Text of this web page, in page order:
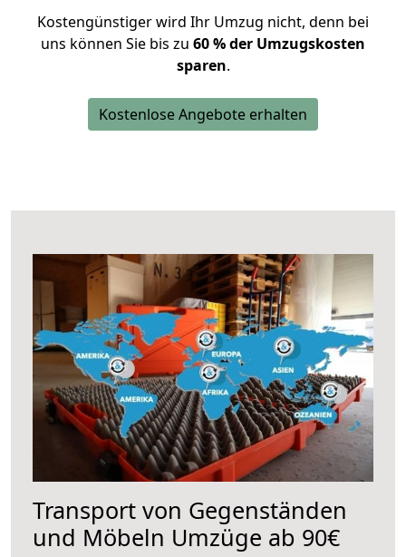
Kostengünstiger wird Ihr Umzug nicht, denn bei
uns können Sie bis zu 60 % der Umzugskosten
sparen.
Kostenlose Angebote erhalten
Transport von Gegenständen
und Möbeln Umzüge ab 90€